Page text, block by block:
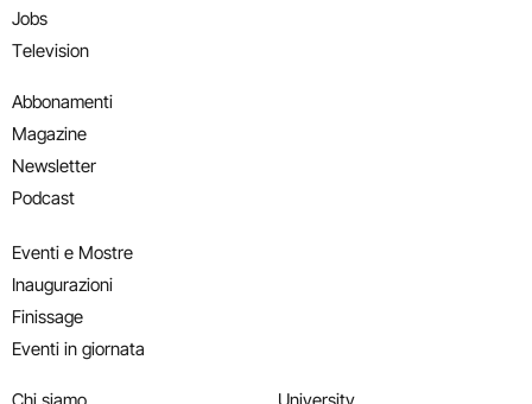
Jobs
Television
Abbonamenti
Magazine
Newsletter
Podcast
Eventi e Mostre
Inaugurazioni
Finissage
Eventi in giornata
Chi siamo
University